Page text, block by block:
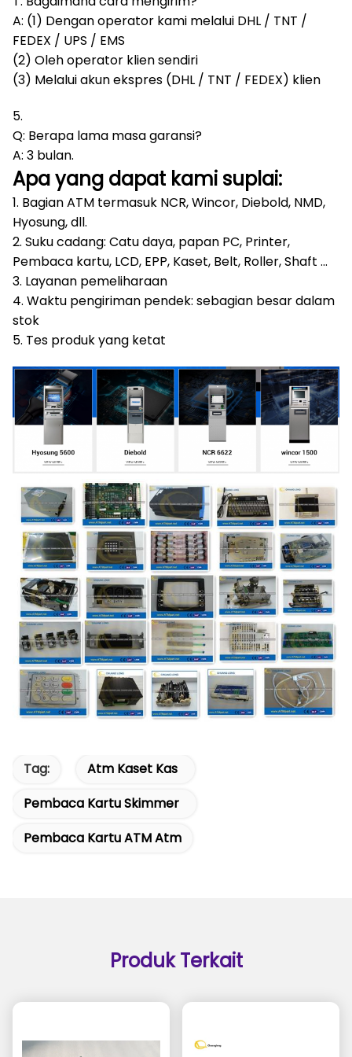
A: (1) Dengan operator kami melalui DHL / TNT /
FEDEX / UPS / EMS
(2) Oleh operator klien sendiri
(3) Melalui akun ekspres (DHL / TNT / FEDEX) klien
5.
Q: Berapa lama masa garansi?
A: 3 bulan.
Apa yang dapat kami suplai:
1. Bagian ATM termasuk NCR, Wincor, Diebold, NMD,
Hyosung, dll.
2. Suku cadang: Catu daya, papan PC, Printer,
Pembaca kartu, LCD, EPP, Kaset, Belt, Roller, Shaft ...
3. Layanan pemeliharaan
4. Waktu pengiriman pendek: sebagian besar dalam
stok
5. Tes produk yang ketat
Tag:
Atm Kaset Kas
Pembaca Kartu Skimmer
Pembaca Kartu ATM Atm
Produk Terkait